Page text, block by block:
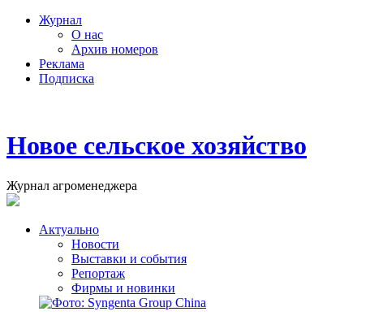
Журнал
О нас
Архив номеров
Реклама
Подписка
Новое сельское хозяйство
Журнал агроменеджера
Актуально
Новости
Выставки и события
Репортаж
Фирмы и новинки